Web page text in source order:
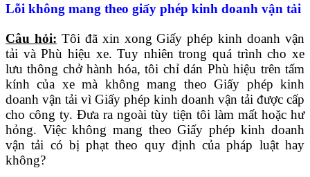
Lỗi không mang theo giấy phép kinh doanh vận tải
Câu hỏi: Tôi đã xin xong Giấy phép kinh doanh vận
tải và Phù hiệu xe. Tuy nhiên trong quá trình cho xe
lưu thông chở hành hóa, tôi chỉ dán Phù hiệu trên tấm
kính của xe mà không mang theo Giấy phép kinh
doanh vận tải vì Giấy phép kinh doanh vận tải được cấp
cho công ty. Đưa ra ngoài tùy tiện tôi làm mất hoặc hư
hỏng. Việc không mang theo Giấy phép kinh doanh
vận tải có bị phạt theo quy định của pháp luật hay
không?